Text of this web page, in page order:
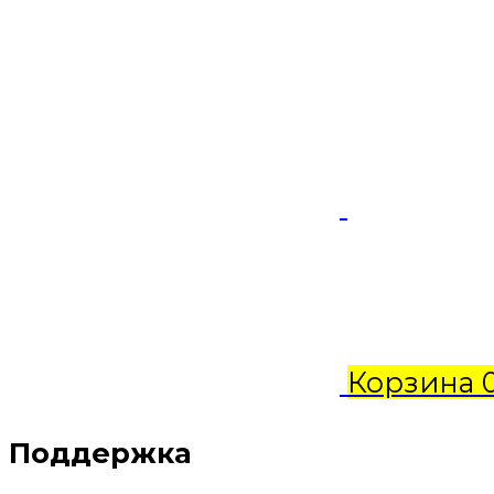
Корзина
Поддержка